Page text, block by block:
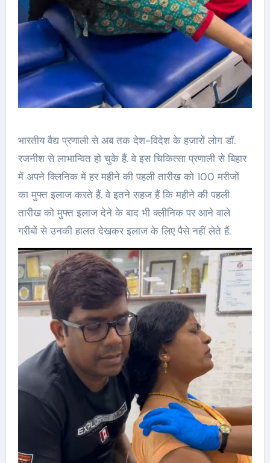
भारतीय वैद्य प्रणाली से अब तक देश-विदेश के हजारों लोग डॉ.
रजनीश से लाभान्वित हो चुके हैं. वे इस चिकित्सा प्रणाली से बिहार
में अपने क्लिनिक में हर महीने की पहली तारीख को 100 मरीजों
का मुफ्त इलाज करते हैं. वे इतने सहज हैं कि महीने की पहली
तारीख को मुफ्त इलाज देने के बाद भी क्लीनिक पर आने वाले
गरीबों से उनकी हालत देखकर इलाज के लिए पैसे नहीं लेते हैं.